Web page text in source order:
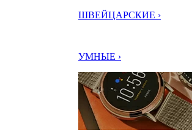
ШВЕЙЦАРСКИЕ ›
УМНЫЕ ›